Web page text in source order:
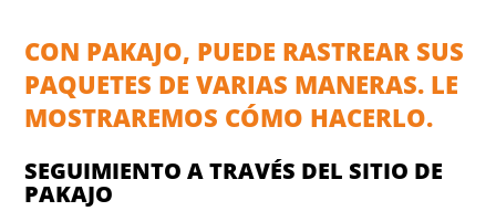
CON PAKAJO, PUEDE RASTREAR SUS
PAQUETES DE VARIAS MANERAS. LE
MOSTRAREMOS CÓMO HACERLO.
SEGUIMIENTO A TRAVÉS DEL SITIO DE
PAKAJO